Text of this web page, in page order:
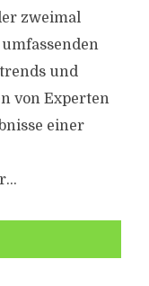
zweimal
und
von Experten
einer